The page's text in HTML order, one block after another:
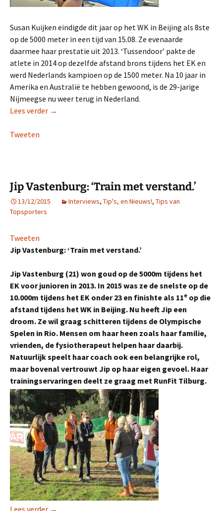
Susan Kuijken eindigde dit jaar op het WK in Beijing als 8ste
op de 5000 meter in een tijd van 15.08. Ze evenaarde
daarmee haar prestatie uit 2013. ‘Tussendoor’ pakte de
atlete in 2014 op dezelfde afstand brons tijdens het EK en
werd Nederlands kampioen op de 1500 meter. Na 10 jaar in
Amerika en Australië te hebben gewoond, is de 29-jarige
Nijmeegse nu weer terug in Nederland.
Lees verder Susan Kuijken (even) terug in Nederland
→
Tweeten
Jip Vastenburg: ‘Train met verstand.’
13/12/2015 Interviews, Tip's, en Nieuws!, Tips van
Topsporters
Tweeten
Jip Vastenburg: ‘Train met verstand.’
Jip Vastenburg (21) won goud op de 5000m tijdens het
EK voor junioren in 2013. In 2015 was ze de snelste op de
10.000m tijdens het EK onder 23 en finishte als 11e op die
afstand tijdens het WK in Beijing. Nu heeft Jip een
droom. Ze wil graag schitteren tijdens de Olympische
Spelen in Rio. Mensen om haar heen zoals haar familie,
vrienden, de fysiotherapeut helpen haar daarbij.
Natuurlijk speelt haar coach ook een belangrijke rol,
maar bovenal vertrouwt Jip op haar eigen gevoel. Haar
trainingservaringen deelt ze graag met RunFit Tilburg.
Jip Vastenburg: ‘Train met verstand.’